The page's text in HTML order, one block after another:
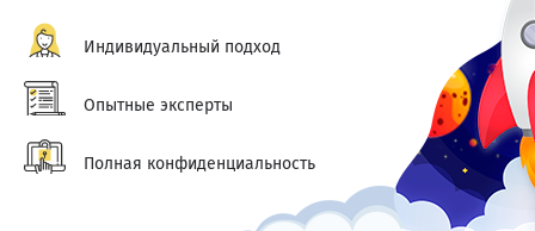
Индивидуальный подход
Опытные эксперты
Полная конфиденциальность